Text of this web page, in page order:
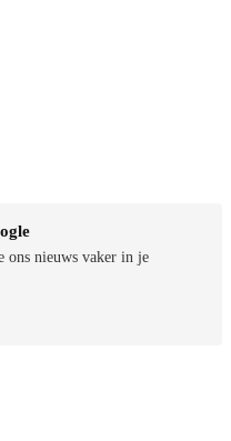
ons nieuws vaker in je